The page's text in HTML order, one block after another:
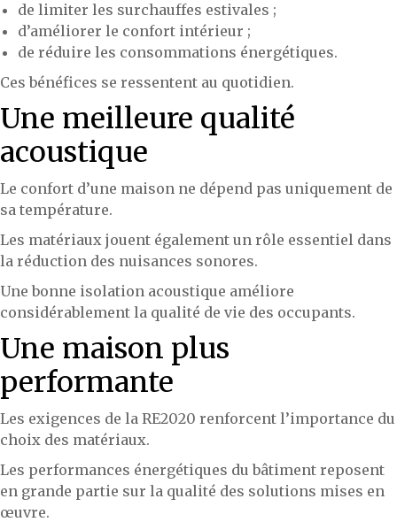
de limiter les surchauffes estivales ;
d’améliorer le confort intérieur ;
de réduire les consommations énergétiques.
Ces bénéfices se ressentent au quotidien.
Une meilleure qualité
acoustique
Le confort d’une maison ne dépend pas uniquement de
sa température.
Les matériaux jouent également un rôle essentiel dans
la réduction des nuisances sonores.
Une bonne isolation acoustique améliore
considérablement la qualité de vie des occupants.
Une maison plus
performante
Les exigences de la RE2020 renforcent l’importance du
choix des matériaux.
Les performances énergétiques du bâtiment reposent
en grande partie sur la qualité des solutions mises en
œuvre.